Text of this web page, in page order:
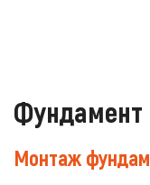
Фундамент
Монтаж